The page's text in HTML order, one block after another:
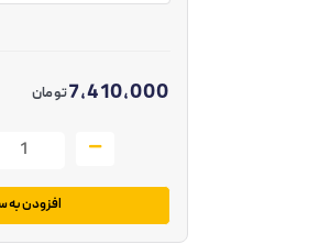
7,410,000تومان
افزودن به